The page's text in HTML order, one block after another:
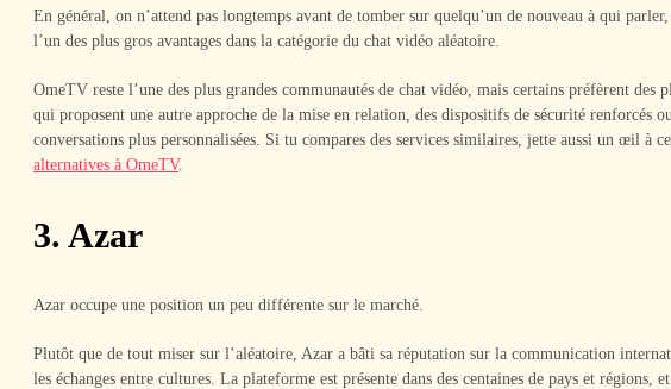
En général, on n’attend pas longtemps avant de tomber sur quelqu’un de nouveau à qui parler,
l’un des plus gros avantages dans la catégorie du chat vidéo aléatoire.
OmeTV reste l’une des plus grandes communautés de chat vidéo, mais certains préfèrent des
qui proposent une autre approche de la mise en relation, des dispositifs de sécurité renforcés
conversations plus personnalisées. Si tu compares des services similaires, jette aussi un œil à
alternatives à OmeTV.
3. Azar
Azar occupe une position un peu différente sur le marché.
Plutôt que de tout miser sur l’aléatoire, Azar a bâti sa réputation sur la communication
les échanges entre cultures. La plateforme est présente dans des centaines de pays et régions,